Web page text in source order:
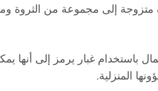
إلى مجموعة من الثروة
باستخدام غبار يرمز إلى
المنزلية.